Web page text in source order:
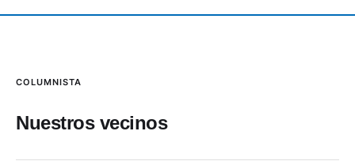
COLUMNISTA
Nuestros vecinos